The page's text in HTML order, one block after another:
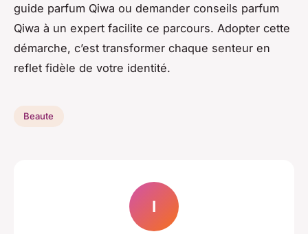
guide parfum Qiwa ou demander conseils parfum
Qiwa à un expert facilite ce parcours. Adopter cette
démarche, c’est transformer chaque senteur en
reflet fidèle de votre identité.
Beaute
I